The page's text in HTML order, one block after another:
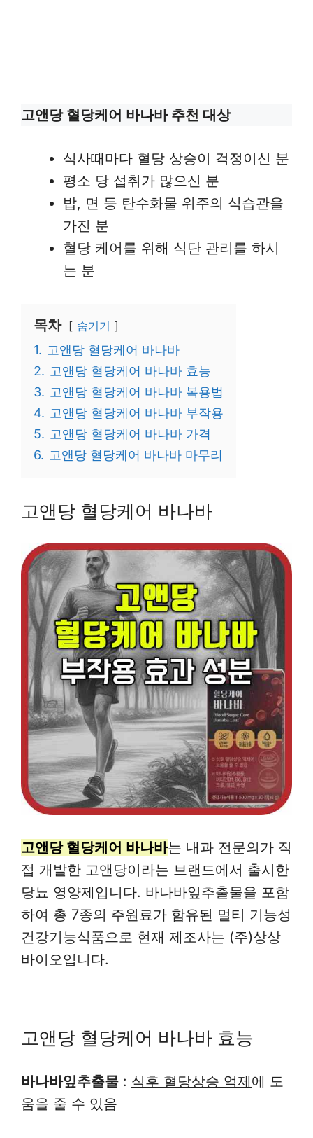
고앤당 혈당케어 바나바 추천 대상
식사때마다 혈당 상승이 걱정이신 분
평소 당 섭취가 많으신 분
밥, 면 등 탄수화물 위주의 식습관을
가진 분
혈당 케어를 위해 식단 관리를 하시
는 분
목차 숨기기
1. 고앤당 혈당케어 바나바
2. 고앤당 혈당케어 바나바 효능
3. 고앤당 혈당케어 바나바 복용법
4. 고앤당 혈당케어 바나바 부작용
5. 고앤당 혈당케어 바나바 가격
6. 고앤당 혈당케어 바나바 마무리
고앤당 혈당케어 바나바
고앤당 혈당케어 바나바는 내과 전문의가 직
접 개발한 고앤당이라는 브랜드에서 출시한
당뇨 영양제입니다. 바나바잎추출물을 포함
하여 총 7종의 주원료가 함유된 멀티 기능성
건강기능식품으로 현재 제조사는 (주)상상
바이오입니다.
고앤당 혈당케어 바나바 효능
바나바잎추출물 : 식후 혈당상승 억제에 도
움을 줄 수 있음